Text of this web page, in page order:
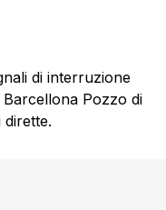
di interruzione
Pozzo di